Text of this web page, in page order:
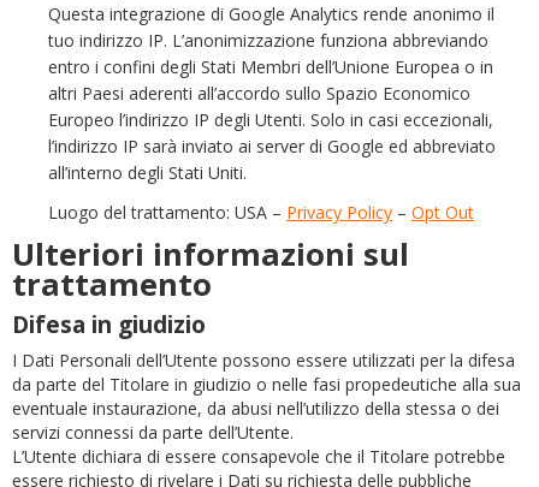
Questa integrazione di Google Analytics rende anonimo il
tuo indirizzo IP. L’anonimizzazione funziona abbreviando
entro i confini degli Stati Membri dell’Unione Europea o in
altri Paesi aderenti all’accordo sullo Spazio Economico
Europeo l’indirizzo IP degli Utenti. Solo in casi eccezionali,
l’indirizzo IP sarà inviato ai server di Google ed abbreviato
all’interno degli Stati Uniti.
Luogo del trattamento: USA – Privacy Policy – Opt Out
Ulteriori informazioni sul
trattamento
Difesa in giudizio
I Dati Personali dell’Utente possono essere utilizzati per la difesa
da parte del Titolare in giudizio o nelle fasi propedeutiche alla sua
eventuale instaurazione, da abusi nell’utilizzo della stessa o dei
servizi connessi da parte dell’Utente.
L’Utente dichiara di essere consapevole che il Titolare potrebbe
essere richiesto di rivelare i Dati su richiesta delle pubbliche